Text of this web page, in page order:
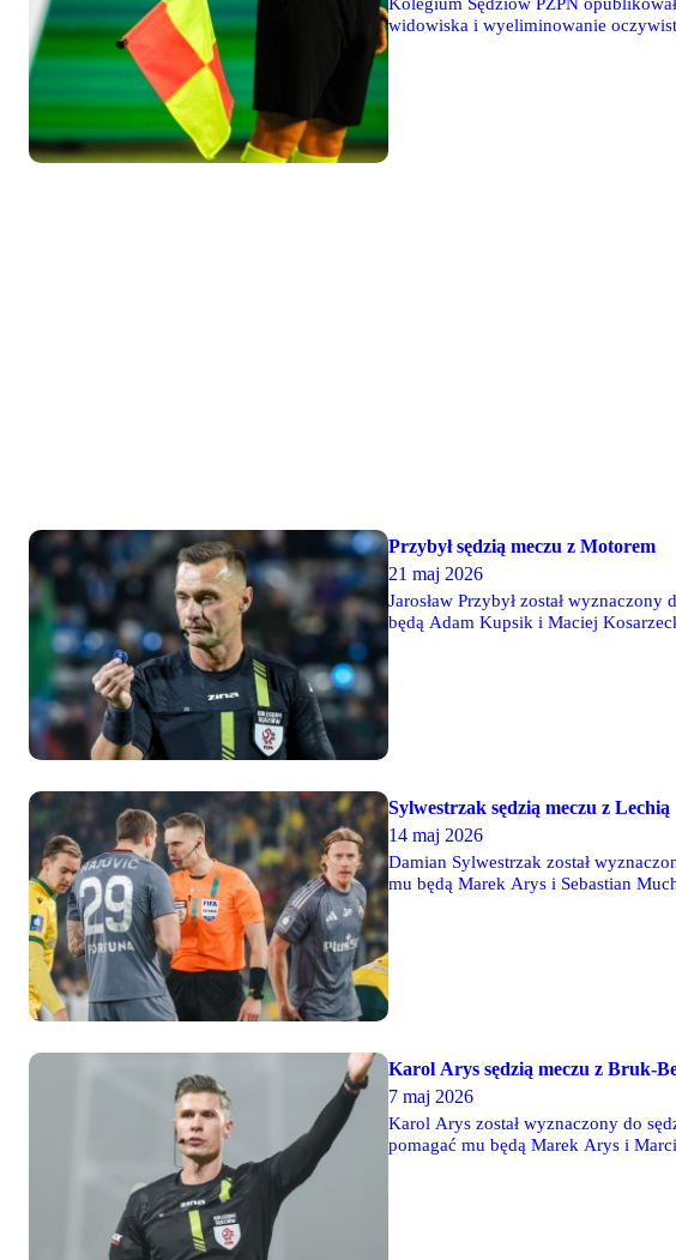
widowiska i wyeliminowanie
Przybył sędzią meczu z Motorem
21 maj 2026
Jarosław Przybył został
będą Adam Kupsik i Maciej
Sylwestrzak sędzią meczu z Lechią
14 maj 2026
Damian Sylwestrzak został
mu będą Marek Arys i Sebastian
Karol Arys sędzią meczu z Bruk-
7 maj 2026
Karol Arys został wyznaczony do
pomagać mu będą Marek Arys i